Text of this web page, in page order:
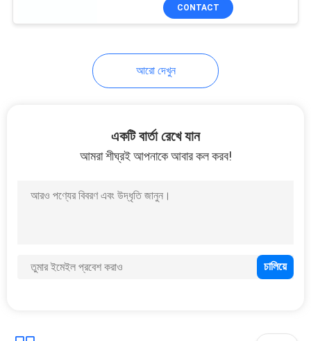
ফায়ার রেজিস্ট্যান্ট কেবল
কেবল
CONTACT
আরো দেখুন
একটি বার্তা রেখে যান
আমরা শীঘ্রই আপনাকে আবার কল করব!